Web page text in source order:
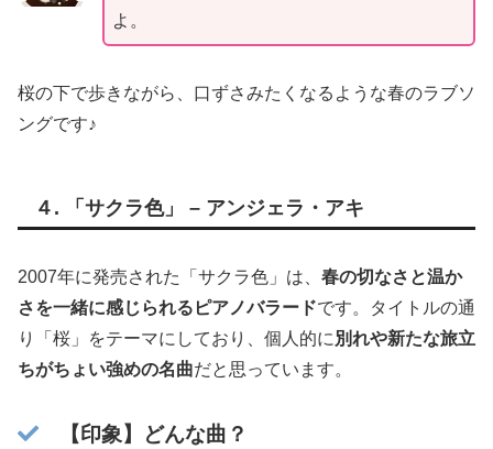
よ。
桜の下で歩きながら、口ずさみたくなるような春のラブソ
ングです♪
４. 「サクラ色」 – アンジェラ・アキ
2007年に発売された「サクラ色」は、 春の切なさと温か
さを一緒に感じられるピアノバラードです。タイトルの通
り「桜」をテーマにしており、個人的に 別れや新たな旅立
ちがちょい強めの名曲だと思っています。
【印象】どんな曲？